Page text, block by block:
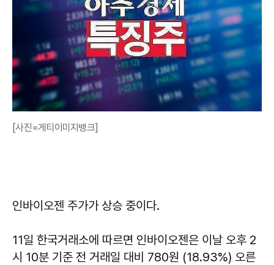
[사진=게티이미지뱅크]
인바이오젠 주가가 상승 중이다.
11일 한국거래소에 따르면 인바이오젠은 이날 오후 2
시 10분 기준 전 거래일 대비 780원 (18.93%) 오른